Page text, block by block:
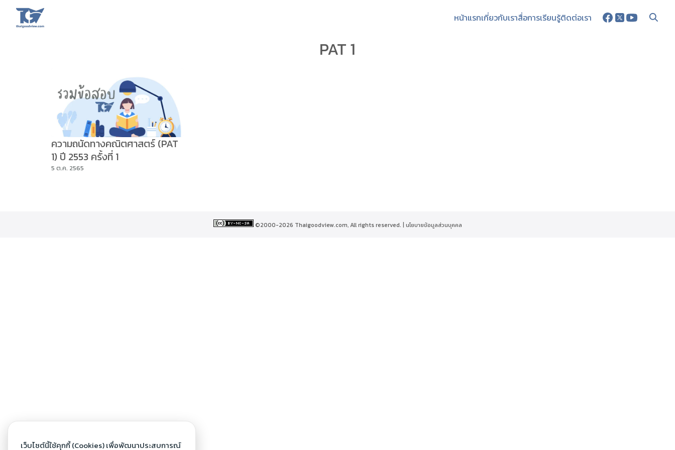
content
หน้าแรกเกี่ยวกับเราสื่อการเรียนรู้ติดต่อเรา
PAT 1
ความถนัดทางคณิตศาสตร์ (PAT
1) ปี 2553 ครั้งที่ 1
5 ต.ค. 2565
©2000-2026 Thaigoodview.com, All rights reserved. | นโยบายข้อมูลส่วนบุคคล
เว็บไซต์นี้ใช้คุกกี้ (Cookies) เพื่อพัฒนาประสบการณ์